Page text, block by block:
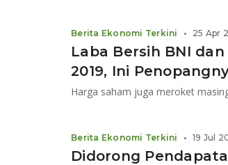
Laba Bersih BNI
2019, Ini
Berita Ekonomi Terkini • 25 Apr
Didorong
Berita Ekonomi Terkini • 19 Jul